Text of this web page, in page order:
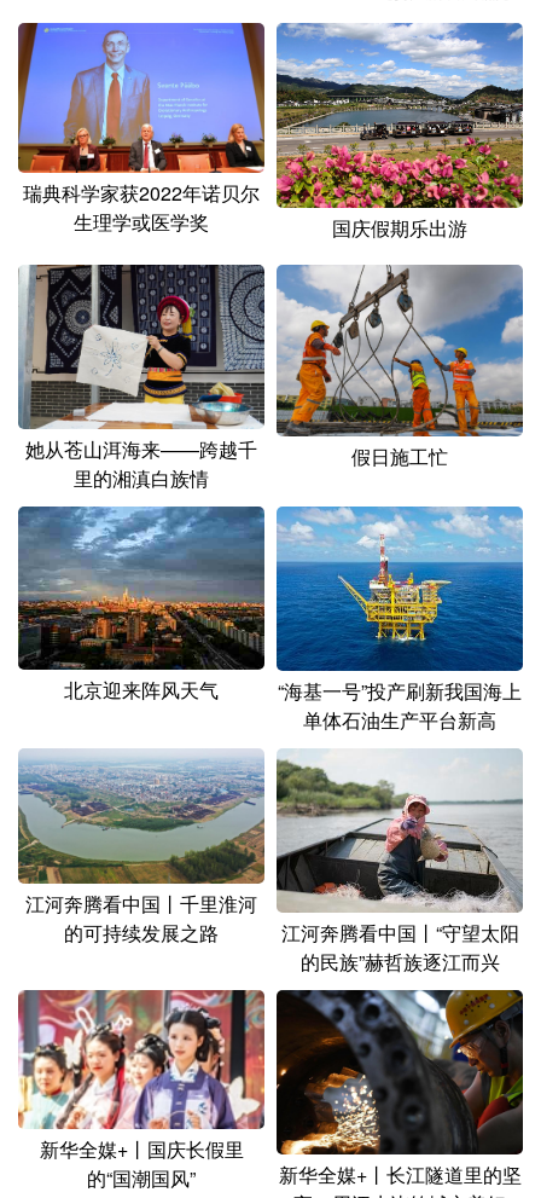
辽宁 吉林 上海 江苏
浙江 福建 江西
山东 湖北 湖南
广东 广西 海南 重庆
四川 贵州 云南 西藏
陕西 甘肃
新疆 内蒙古 黑龙江
多语种频道
English Español Français عربى
Русский язык 日本語 한국어
Deutsch Português
瑞典科学家获2022年诺贝尔
生理学或医学奖
国庆假期乐出游
她从苍山洱海来——跨越千
里的湘滇白族情
假日施工忙
北京迎来阵风天气
“海基一号”投产刷新我国海上
单体石油生产平台新高
江河奔腾看中国丨千里淮河
的可持续发展之路
江河奔腾看中国丨“守望太阳
的民族”赫哲族逐江而兴
新华全媒+丨国庆长假里
的“国潮国风”
新华全媒+丨长江隧道里的坚